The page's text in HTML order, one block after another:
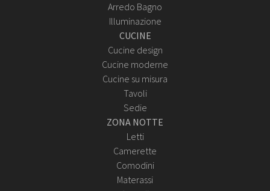
Arredo Bagno
Illuminazione
CUCINE
Cucine design
Cucine moderne
Cucine su misura
Tavoli
Sedie
ZONA NOTTE
Letti
Camerette
Comodini
Materassi